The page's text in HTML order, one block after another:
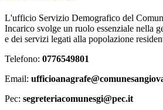
L'ufficio Servizio Demografico del
Incarico svolge un ruolo essenziale nella
e dei servizi legati alla popolazione
Telefono: 0776549801
Email:
Pec: segreteriacomunesgi@pec.it